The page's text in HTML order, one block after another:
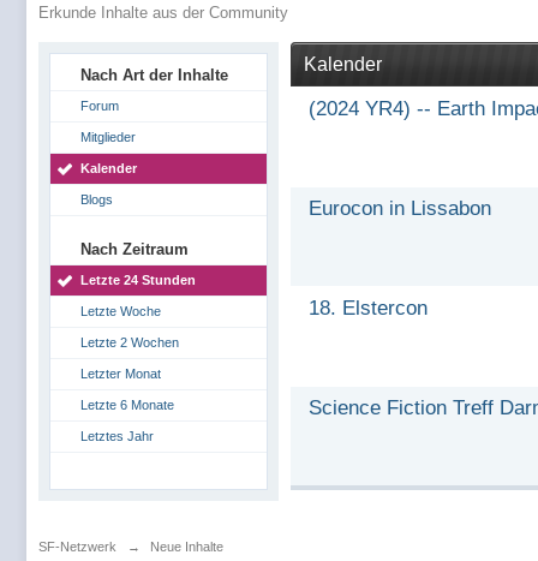
Erkunde Inhalte aus der Community
Nach Art der Inhalte
Forum
Mitglieder
Kalender
Blogs
Nach Zeitraum
Letzte 24 Stunden
Letzte Woche
Letzte 2 Wochen
Letzter Monat
Letzte 6 Monate
Letztes Jahr
Kalender
(2024 YR4) -- Earth
Eurocon in Lissabon
18. Elstercon
Science Fiction Treff
SF-Netzwerk → Neue Inhalte